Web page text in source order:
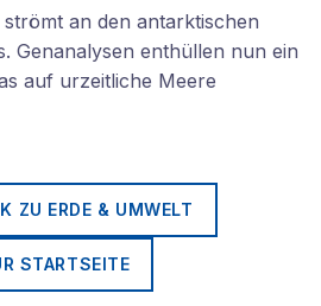
an den antarktischen
Genanalysen enthüllen nun ein
auf urzeitliche Meere
ZU ERDE & UMWELT
STARTSEITE